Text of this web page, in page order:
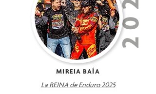
MIREIA BAÍA
La REINA de Enduro 2025